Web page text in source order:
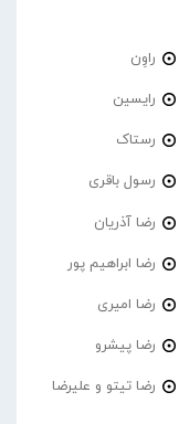
راوِن
رایسین
رستاک
رسول باقری
رضا آذریان
رضا ابراهیم پور
رضا امیری
رضا پیشرو
رضا تیتو و علیرضا